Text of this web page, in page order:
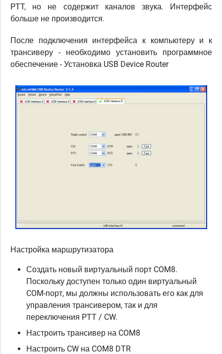
PTT, но не содержит каналов звука. Интерфейс
больше не производится.
После подключения интерфейса к компьютеру и к
трансиверу - необходимо установить программное
обеспечение - Установка USB Device Router
Настройка маршрутизатора
Создать новый виртуальный порт COM8.
Поскольку доступен только один виртуальный
COM-порт, мы должны использовать его как для
управления трансивером, так и для
переключения PTT / CW.
Настроить трансивер на COM8
Настроить CW на COM8 DTR